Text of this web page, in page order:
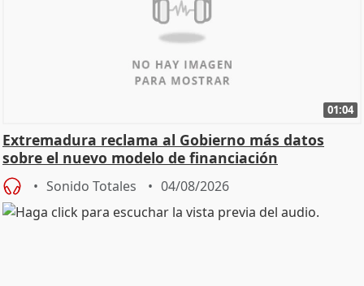
01:04
Extremadura reclama al Gobierno más datos
sobre el nuevo modelo de financiación
Sonido Totales 04/08/2026